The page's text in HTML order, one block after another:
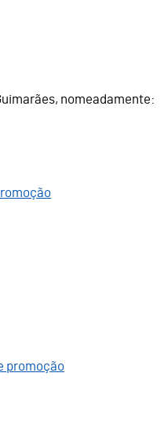
nomeadamente:
promoção